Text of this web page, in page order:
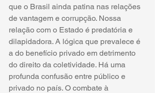
que o Brasil ainda patina nas relações
de vantagem e corrupção. Nossa
relação com o Estado é predatória e
dilapidadora. A lógica que prevalece é
a do benefício privado em detrimento
do direito da coletividade. Há uma
profunda confusão entre público e
privado no país. O combate à